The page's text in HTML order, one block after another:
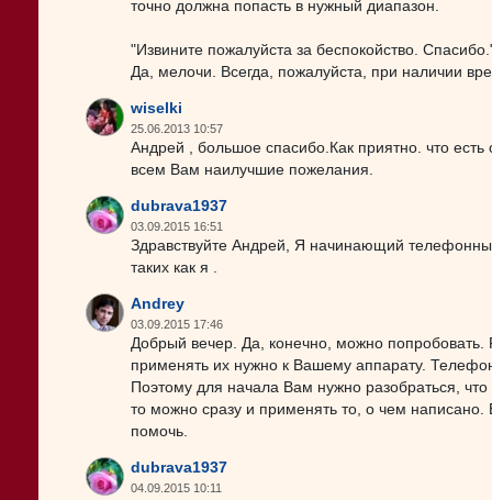
точно должна попасть в нужный диапазон.
"Извините пожалуйста за беспокойство.
Да, мелочи. Всегда, пожалуйста, при наличии
wiselki
25.06.2013 10:57
Андрей , большое спасибо.Как приятно. что
всем Вам наилучшие пожелания.
dubrava1937
03.09.2015 16:51
Здравствуйте Андрей, Я начинающий
таких как я .
Andrey
03.09.2015 17:46
Добрый вечер. Да, конечно, можно попробовать.
применять их нужно к Вашему аппарату.
Поэтому для начала Вам нужно разобраться,
то можно сразу и применять то, о чем
помочь.
dubrava1937
04.09.2015 10:11